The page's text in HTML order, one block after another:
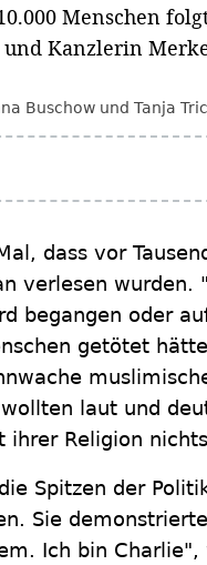
Menschen
und Kanzlerin
Buschow und Tanja
dass vor
verlesen
begangen oder
getötet
wollten laut und
ihrer Religion
Spitzen der
Sie
Ich bin